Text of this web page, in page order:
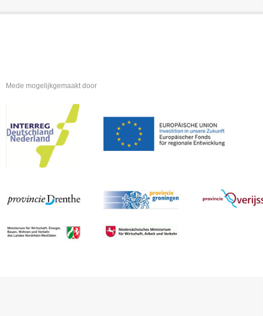
Mede mogelijkgemaakt door